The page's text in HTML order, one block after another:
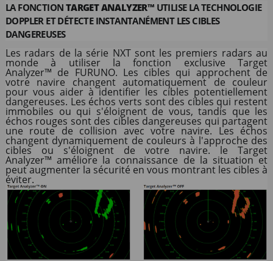
LA FONCTION TARGET ANALYZER™ UTILISE LA TECHNOLOGIE
DOPPLER ET DÉTECTE INSTANTANÉMENT LES CIBLES
DANGEREUSES
Les radars de la série NXT sont les premiers radars au
monde à utiliser la fonction exclusive Target
Analyzer™ de FURUNO. Les cibles qui approchent de
votre navire changent automatiquement de couleur
pour vous aider à identifier les cibles potentiellement
dangereuses. Les échos verts sont des cibles qui restent
immobiles ou qui s'éloignent de vous, tandis que les
échos rouges sont des cibles dangereuses qui partagent
une route de collision avec votre navire. Les échos
changent dynamiquement de couleurs à l'approche des
cibles ou s'éloignent de votre navire. le Target
Analyzer™ améliore la connaissance de la situation et
peut augmenter la sécurité en vous montrant les cibles à
éviter.